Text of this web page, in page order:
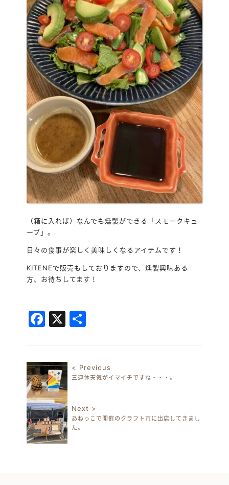
（箱に入れば）なんでも燻製ができる「スモークキュ
ーブ」。
日々の食事が楽しく美味しくなるアイテムです！
KITENEで販売もしておりますので、燻製興味ある
方、お待ちしてます！
Facebook
X
投稿ナビゲーション
< Previous
三連休天気がイマイチですね・・・。
Next >
あねっこで開催のクラフト市に出店してきまし
た。